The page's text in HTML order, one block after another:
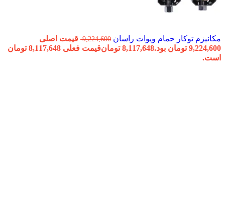
مکانیزم توکار حمام ویوات راسان 9,224,600 قیمت اصلی
9,224,600 تومان بود.
8,117,648 تومان
قیمت فعلی 8,117,648 تومان
است.